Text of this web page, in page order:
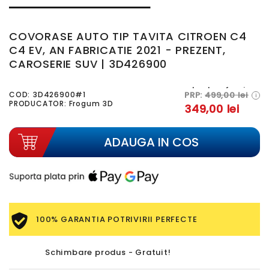
COVORASE AUTO TIP TAVITA CITROEN C4
C4 EV, AN FABRICATIE 2021 - PREZENT,
CAROSERIE SUV | 3D426900
COD: 3D426900#1
PRODUCATOR: Frogum 3D
In stoc furnizor
PRP: 499,00 lei i
349,00 lei
ADAUGA IN COS
100% GARANTIA POTRIVIRII PERFECTE
Schimbare produs - Gratuit!